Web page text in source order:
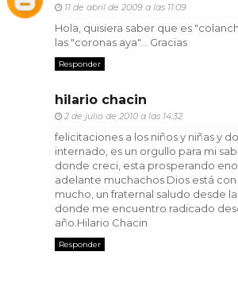
11 de abril de 2009 a las 11:09
Hola, quisiera saber que es
las "coronas aya"... Gracias
Responder
hilario chacin
2 de julio de 2010 a las 14:32
felicitaciones a los niños y niñas y
internado, es un orgullo para mi
donde creci, esta prosperando
adelante muchachos Dios está
mucho, un fraternal saludo desde
donde me encuentro radicado
año.Hilario Chacin
Responder